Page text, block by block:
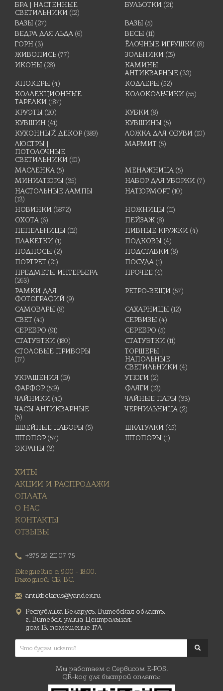
БРА | НАСТЕННЫЕ
СВЕТИЛЬНИКИ (12)
БУЛЬОТКИ (21)
ВАЗЫ (27) ВАЗЫ (5)
ВЕДРА ДЛЯ ЛЬДА (6) ВЕСЫ (11)
ГОРН (3) ЁЛОЧНЫЕ ИГРУШКИ (8)
ЖИВОПИСЬ (77) ЗОЛЬНИКИ (15)
ИКОНЫ (28)
КАМИНЫ
АНТИКВАРНЫЕ (33)
КНОКЕРЫ (4) КОДЛЕРЫ (52)
КОЛЛЕКЦИОННЫЕ
ТАРЕЛКИ (187)
КОЛОКОЛЬЧИКИ (55)
КРУЭТЫ (20) КУБКИ (8)
КУВШИН (41) КУВШИНЫ (5)
КУХОННЫЙ ДЕКОР (389) ЛОЖКА ДЛЯ ОБУВИ (10)
ЛЮСТРЫ |
ПОТОЛОЧНЫЕ
СВЕТИЛЬНИКИ (10)
МАРМИТ (5)
МАСЛЕНКА (5) МЕНАЖНИЦА (5)
МИНИАТЮРЫ (35) НАБОР ДЛЯ УБОРКИ (7)
НАСТОЛЬНЫЕ ЛАМПЫ
(13)
НАТЮРМОРТ (10)
НОВИНКИ (6872) НОЖНИЦЫ (11)
ОХОТА (6) ПЕЙЗАЖ (8)
ПЕПЕЛЬНИЦЫ (12) ПИВНЫЕ КРУЖКИ (4)
ПЛАКЕТКИ (1) ПОДКОВЫ (4)
ПОДНОСЫ (2) ПОДСТАВКИ (8)
ПОРТРЕТ (21) ПОСУДА (1)
ПРЕДМЕТЫ ИНТЕРЬЕРА
(263)
ПРОЧЕЕ (4)
РАМКИ ДЛЯ
ФОТОГРАФИЙ (9)
РЕТРО-ВЕЩИ (57)
САМОВАРЫ (8) САХАРНИЦЫ (12)
СВЕТ (41) СЕРВИЗЫ (4)
СЕРЕБРО (91) СЕРЕБРО (5)
СТАТУЭТКИ (180) СТАТУЭТКИ (11)
СТОЛОВЫЕ ПРИБОРЫ
(17)
ТОРШЕРЫ |
НАПОЛЬНЫЕ
СВЕТИЛЬНИКИ (4)
УКРАШЕНИЯ (19) УТЮГИ (2)
ФАРФОР (519) ФЛЯГИ (13)
ЧАЙНИКИ (41) ЧАЙНЫЕ ПАРЫ (33)
ЧАСЫ АНТИКВАРНЫЕ
(5)
ЧЕРНИЛЬНИЦА (2)
ШВЕЙНЫЕ НАБОРЫ (5) ШКАТУЛКИ (45)
ШТОПОР (57) ШТОПОРЫ (1)
ЭКРАНЫ (3)
ХИТЫ
АКЦИИ И РАСПРОДАЖИ
ОПЛАТА
О НАС
КОНТАКТЫ
ОТЗЫВЫ
+375 29 211 07 75
Ежедневно с: 9:00 - 18:00.
Выходной: СБ, ВС.
antikbelarus@yandex.ru
Республика Беларусь, Витебская область,
г. Витебск, улица Центральная,
дом 13, помещение 17А
Мы работаем с Сервисом E-POS.
QR-код для быстрой оплаты: